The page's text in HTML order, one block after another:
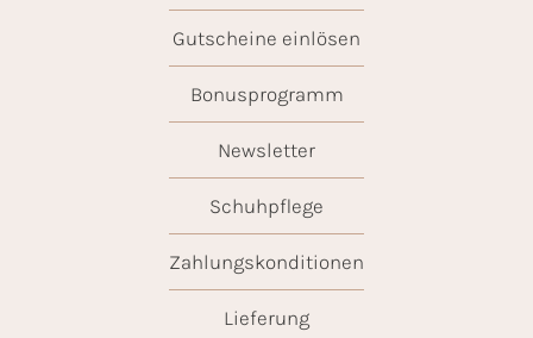
Gutscheine einlösen
Bonusprogramm
Newsletter
Schuhpflege
Zahlungskonditionen
Lieferung